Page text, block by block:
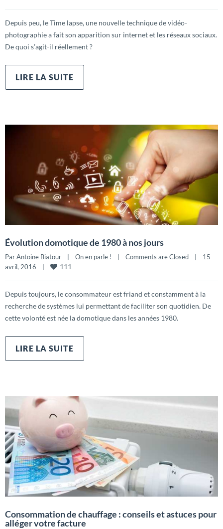
Depuis peu, le Time lapse, une nouvelle technique de vidéo-
photographie a fait son apparition sur internet et les réseaux sociaux.
De quoi s’agit-il réellement ?
LIRE LA SUITE
Évolution domotique de 1980 à nos jours
Par Antoine Biatour On en parle ! Comments are Closed
15
avril, 2016
111
Depuis toujours, le consommateur est friand et constamment à la
recherche de systèmes lui permettant de faciliter son quotidien. De
cette volonté est née la domotique dans les années 1980.
LIRE LA SUITE
Consommation de chauffage : conseils et astuces pour
alléger votre facture